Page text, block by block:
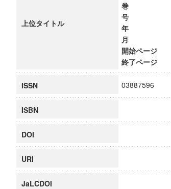
上位タイトル
巻
号
年
月
開始ページ
終了ページ
ISSN 03887596
ISBN
DOI
URI
JaLCDOI